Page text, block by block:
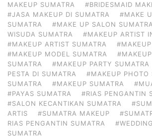
MAKEUP SUMATRA
#BRIDESMAID
#JASA MAKEUP DI SUMATRA
#MAKE
SUMATRA
#MAKE UP SALON SUMATRA
WISUDA SUMATRA
#MAKEUP ARTIST
#MAKEUP ARTIST SUMATRA
#MAKEUP MODEL SUMATRA
SUMATRA
#MAKEUP PARTY SUMATRA
PESTA DI SUMATRA
#MAKEUP PHOTO
SUMATRA
#MAKEUP SUMATRA
#PAYAS SUMATRA
#RIAS PENGANTIN
#SALON KECANTIKAN SUMATRA
ARTIS
#SUMATRA MAKEUP
RIAS PENGANTIN SUMATRA
SUMATRA